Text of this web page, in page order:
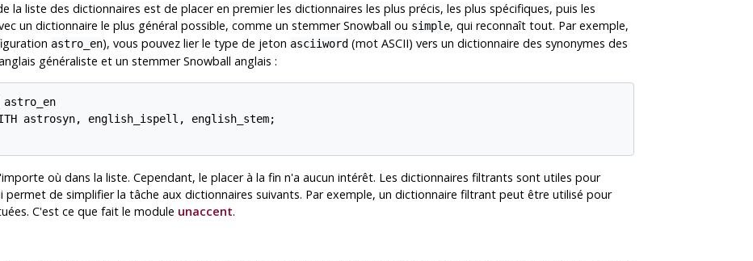
la liste des dictionnaires est de placer en premier les dictionnaires les plus précis, les plus spécifiques, puis les
un dictionnaire le plus général possible, comme un stemmerSnowball ou simple, qui reconnaît tout. Par exemple,
astro_en), vous pouvez lier le type de jeton asciiword (mot ASCII) vers un dictionnaire des synonymes des
généraliste et un stemmerSnowball anglais :
astro_en
astrosyn, english_ispell, english_stem;
où dans la liste. Cependant, le placer à la fin n'a aucun intérêt. Les dictionnaires filtrants sont utiles pour
de simplifier la tâche aux dictionnaires suivants. Par exemple, un dictionnaire filtrant peut être utilisé pour
C'est ce que fait le module unaccent.